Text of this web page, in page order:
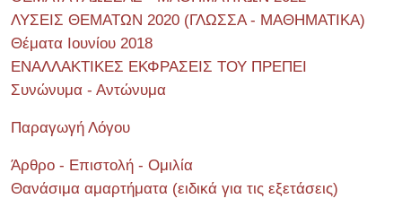
ΛΥΣΕΙΣ ΘΕΜΑΤΩΝ 2020 (ΓΛΩΣΣΑ - ΜΑΘΗΜΑΤΙΚΑ)
Θέματα Ιουνίου 2018
ΕΝΑΛΛΑΚΤΙΚΕΣ ΕΚΦΡΑΣΕΙΣ ΤΟΥ ΠΡΕΠΕΙ
Συνώνυμα - Αντώνυμα
Παραγωγή Λόγου
Άρθρο - Επιστολή - Ομιλία
Θανάσιμα αμαρτήματα (ειδικά για τις εξετάσεις)